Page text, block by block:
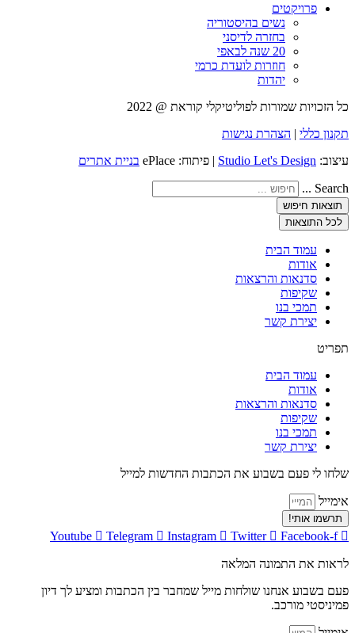
פרויקטים
נשים בהיסטוריה
בחזרה לדיסני
20 שנה לבאפי
חוזרות לועדת כרמי
יהדות
שמורות לפוליטיקלי קוראת @ 2022
כללי |הצהרת נגישות
Studio Let's Design| פיתוח: ePlace בניית אתרים
חיפוש
התוצאות
עמוד הבית
אודות
סדנאות והרצאות
שקיפות
תמכי בנו
יצירת קשר
עמוד הבית
אודות
סדנאות והרצאות
שקיפות
תמכי בנו
יצירת קשר
לי פעם בשבוע את הכתבות החדשות למייל
אותי!
Youtube Telegram Instagram Twitter
את התמונה המלאה
בשבוע אנחנו שולחות מייל שמחבר בין הכתבות ומציע לך דיון
מורכב.